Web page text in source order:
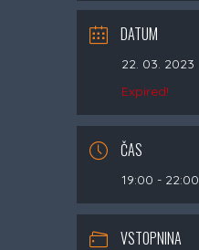
DATUM
22. 03. 2023
Expired!
ČAS
19:00 - 22:00
VSTOPNINA